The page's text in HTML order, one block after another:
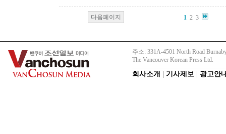
다음페이지 1 2 3
주소: 331A-4501 North Road
The Vancouver Korean Press Ltd.
회사소개 기사제보 광고안